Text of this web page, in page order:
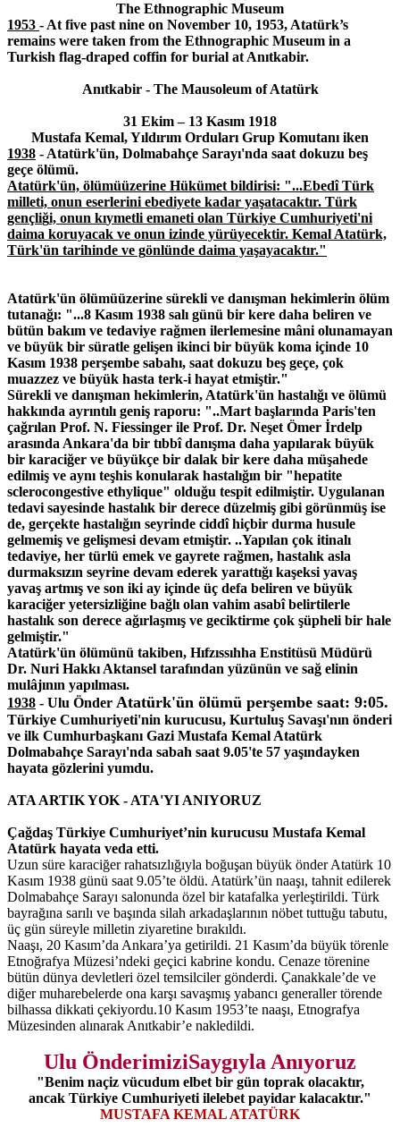
The Ethnographic Museum
1953 - At five past nine on November 10, 1953, Atatürk’s
remains were taken from the Ethnographic Museum in a
Turkish flag-draped coffin for burial at Anıtkabir.
Anıtkabir - The Mausoleum of Atatürk
31 Ekim – 13 Kasım 1918
Mustafa Kemal, Yıldırım Orduları Grup Komutanı iken
1938 - Atatürk'ün, Dolmabahçe Sarayı'nda saat dokuzu beş
geçe ölümü.
Atatürk'ün, ölümüüzerine Hükümet bildirisi: "...EbedîTürk
milleti, onun eserlerini ebediyete kadar yaşatacaktır. Türk
gençliği, onun kıymetli emaneti olan Türkiye Cumhuriyeti'ni
daima koruyacak ve onun izinde yürüyecektir. Kemal Atatürk,
Türk'ün tarihinde ve gönlünde daima yaşayacaktır."
Atatürk'ün ölümüüzerine sürekli ve danışman hekimlerin ölüm
tutanağı: "...8 Kasım 1938 salı günü bir kere daha beliren ve
bütün bakım ve tedaviye rağmen ilerlemesine mâni olunamayan
ve büyük bir süratle gelişen ikinci bir büyük koma içinde 10
Kasım 1938 perşembe sabahı, saat dokuzu beş geçe, çok
muazzez ve büyük hasta terk-i hayat etmiştir."
Sürekli ve danışman hekimlerin, Atatürk'ün hastalığı ve ölümü
hakkında ayrıntılı geniş raporu: "..Mart başlarında Paris'ten
çağrılan Prof. N. Fiessinger ile Prof. Dr. Neşet Ömer İrdelp
arasında Ankara'da bir tıbbîdanışma daha yapılarak büyük
bir karaciğer ve büyükçe bir dalak bir kere daha müşahede
edilmiş ve aynı teşhis konularak hastalığın bir "hepatite
sclerocongestive ethylique" olduğu tespit edilmiştir. Uygulanan
tedavi sayesinde hastalık bir derece düzelmiş gibi görünmüş ise
de, gerçekte hastalığın seyrinde ciddîhiçbir durma husule
gelmemiş ve gelişmesi devam etmiştir. ..Yapılan çok itinalı
tedaviye, her türlü emek ve gayrete rağmen, hastalık asla
durmaksızın seyrine devam ederek yarattığı kaşeksi yavaş
yavaş artmış ve son iki ay içinde üç defa beliren ve büyük
karaciğer yetersizliğine bağlı olan vahim asabîbelirtilerle
hastalık son derece ağırlaşmış ve geciktirme çok şüpheli bir hale
gelmiştir."
Atatürk'ün ölümünü takiben, Hıfzıssıhha Enstitüsü Müdürü
Dr. Nuri Hakkı Aktansel tarafından yüzünün ve sağ elinin
mulâjının yapılması.
1938 - Ulu Önder Atatürk'ün ölümü perşembe saat: 9:05.
Türkiye Cumhuriyeti'nin kurucusu, Kurtuluş Savaşı'nın önderi
ve ilk Cumhurbaşkanı Gazi Mustafa Kemal Atatürk
Dolmabahçe Sarayı'nda sabah saat 9.05'te 57 yaşındayken
hayata gözlerini yumdu.
ATA ARTIK YOK - ATA'YI ANIYORUZ
Çağdaş Türkiye Cumhuriyet’nin kurucusu Mustafa Kemal
Atatürk hayata veda etti.
Uzun süre karaciğer rahatsızlığıyla boğuşan büyük önder Atatürk 10
Kasım 1938 günü saat 9.05’te öldü. Atatürk’ün naaşı, tahnit edilerek
Dolmabahçe Sarayı salonunda özel bir katafalka yerleştirildi. Türk
bayrağına sarılı ve başında silah arkadaşlarının nöbet tuttuğu tabutu,
üç gün süreyle milletin ziyaretine bırakıldı.
Naaşı, 20 Kasım’da Ankara’ya getirildi. 21 Kasım’da büyük törenle
Etnoğrafya Müzesi’ndeki geçici kabrine kondu. Cenaze törenine
bütün dünya devletleri özel temsilciler gönderdi. Çanakkale’de ve
diğer muharebelerde ona karşı savaşmış yabancı generaller törende
bilhassa dikkati çekiyordu.10 Kasım 1953’te naaşı, Etnografya
Müzesinden alınarak Anıtkabir’e nakledildi.
Ulu ÖnderimiziSaygıyla Anıyoruz
"Benim naçiz vücudum elbet bir gün toprak olacaktır,
ancak Türkiye Cumhuriyeti ilelebet payidar kalacaktır."
MUSTAFA KEMAL ATATÜRK